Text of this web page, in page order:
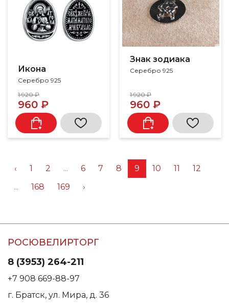
Икона
Серебро 925
1 920 ₽
960 ₽
Знак зодиака
Серебро 925
1 920 ₽
960 ₽
‹ 1 2 ... 6 7 8 9 10 11
12
...
168 169 ›
РОСЮВЕЛИРТОРГ
8 (3953) 264-211
+7 908 669-88-97
г. Братск, ул. Мира, д. 36